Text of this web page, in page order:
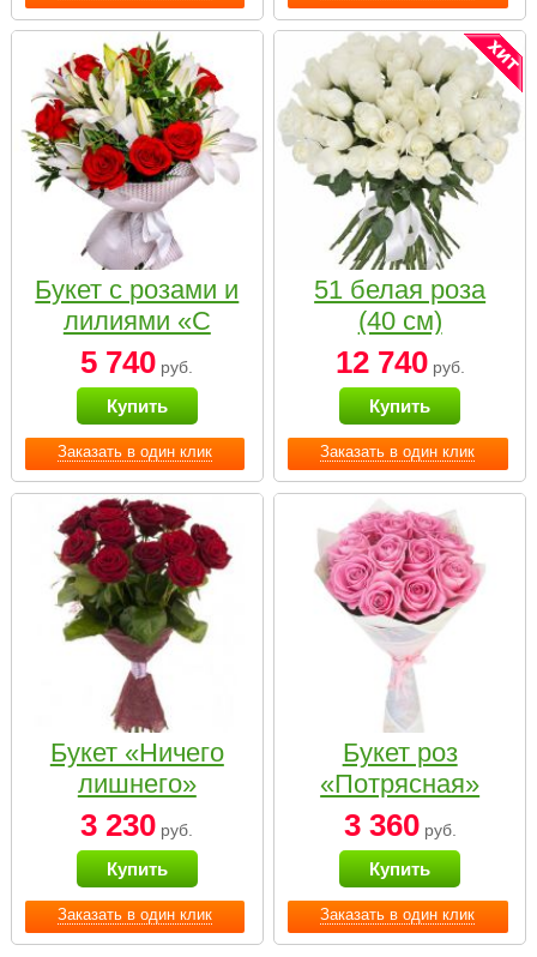
Заказать в один клик
Букет с розами и
лилиями «С
наилучшими
пожеланиями»
5 740 руб.
Купить
Заказать в один клик
51 белая роза
(40 см)
12 740руб.
Купить
Заказать в один клик
Букет «Ничего
лишнего»
3 230 руб.
Купить
Заказать в один клик
Букет роз
«Потрясная»
3 360руб.
Купить